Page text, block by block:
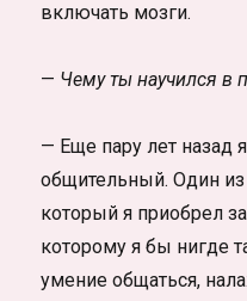
включать мозги.
— Чему ты научился в
— Еще пару лет назад
общительный. Один
который я приобрел
которому я бы нигде
умение общаться,